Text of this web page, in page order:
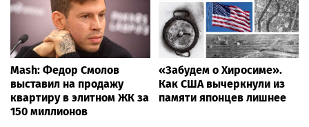
Mash: Федор Смолов
выставил на продажу
квартиру в элитном ЖК за
150 миллионов
«Забудем о Хиросиме».
Как США вычеркнули из
памяти японцев лишнее